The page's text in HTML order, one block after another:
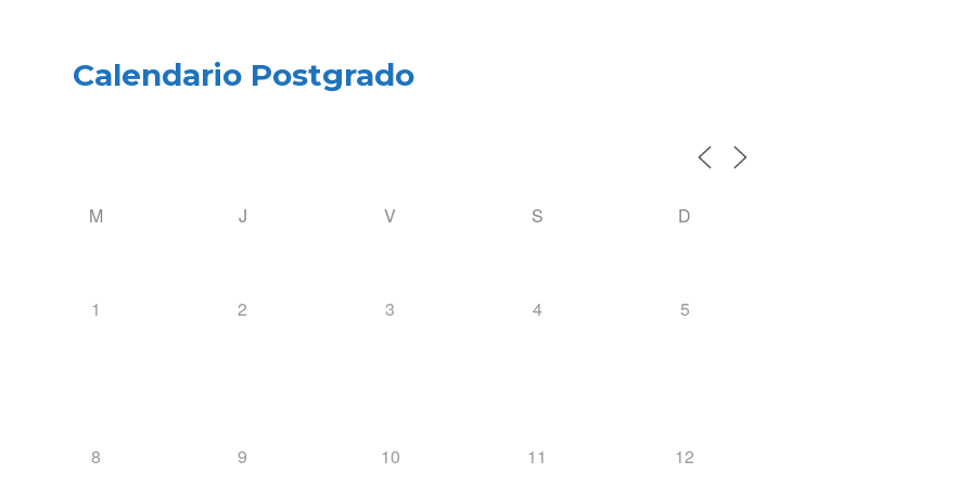
Calendario Postgrado
M J V S D
1 2 3 4 5
8 9 10 11 12